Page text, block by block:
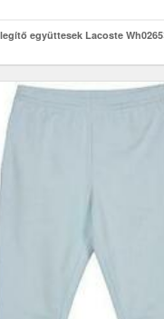
együttesek Lacoste Wh0265